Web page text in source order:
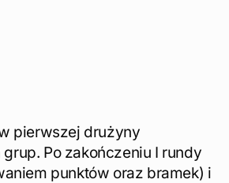
pierwszej drużyny
Po zakończeniu I rundy
punktów oraz bramek) i